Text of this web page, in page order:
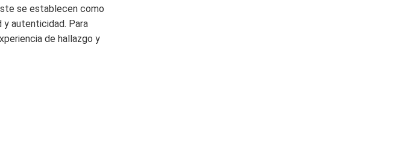
se establecen como
y autenticidad. Para
de hallazgo y